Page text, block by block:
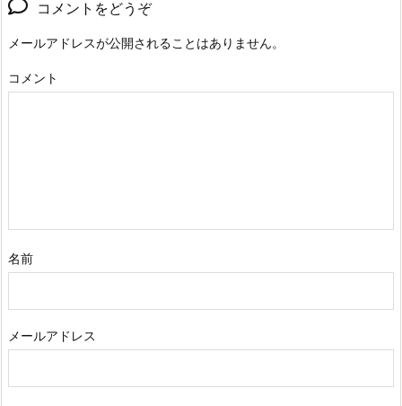
コメントをどうぞ
メールアドレスが公開されることはありません。
コメント
名前
メールアドレス